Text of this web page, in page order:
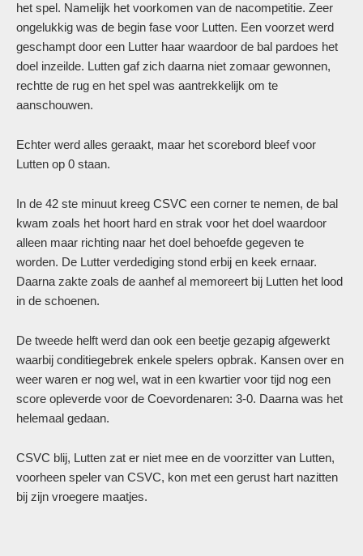
het spel. Namelijk het voorkomen van de nacompetitie. Zeer
ongelukkig was de begin fase voor Lutten. Een voorzet werd
geschampt door een Lutter haar waardoor de bal pardoes het
doel inzeilde. Lutten gaf zich daarna niet zomaar gewonnen,
rechtte de rug en het spel was aantrekkelijk om te
aanschouwen.
Echter werd alles geraakt, maar het scorebord bleef voor
Lutten op 0 staan.
In de 42 ste minuut kreeg CSVC een corner te nemen, de bal
kwam zoals het hoort hard en strak voor het doel waardoor
alleen maar richting naar het doel behoefde gegeven te
worden. De Lutter verdediging stond erbij en keek ernaar.
Daarna zakte zoals de aanhef al memoreert bij Lutten het lood
in de schoenen.
De tweede helft werd dan ook een beetje gezapig afgewerkt
waarbij conditiegebrek enkele spelers opbrak. Kansen over en
weer waren er nog wel, wat in een kwartier voor tijd nog een
score opleverde voor de Coevordenaren: 3-0. Daarna was het
helemaal gedaan.
CSVC blij, Lutten zat er niet mee en de voorzitter van Lutten,
voorheen speler van CSVC, kon met een gerust hart nazitten
bij zijn vroegere maatjes.